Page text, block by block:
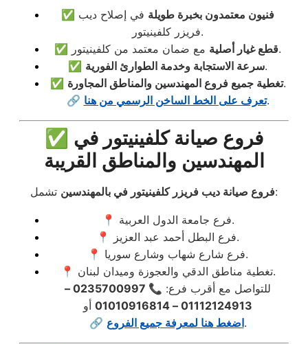
✅ فنيون معتمدون بخبرة طويلة في إصلاح ديب
فريزر كلفينيتور.
✅
قطع غيار أصليةمع ضمان معتمد من كلفينيتور.
✅ سرعة الاستجابة وخدمة الطوارئ الفورية.
✅ تغطية جميع فروع المهندسين والمناطق المجاورة.
🔗 تعرف على الخط الساخن الرسمي من هنا.
✅ فروع صيانة كلفينيتور في
المهندسين والمناطق القريبة
فروع صيانة ديب فريزر كلفينيتور في بالمهندسينتشمل:
📍 فرع جامعة الدول العربية.
📍 فرع البطل أحمد عبد العزيز.
📍 فرع شارع شهاب وشارع سوريا.
📍 تغطية مناطق الدقي والعجوزة وميدان لبنان.
للتواصل مع أقرب فرع:
📞 0235700997 –
01112124913 – 01010916814
أو
🔗 اضغط هنا لمعرفة جميع الفروع.